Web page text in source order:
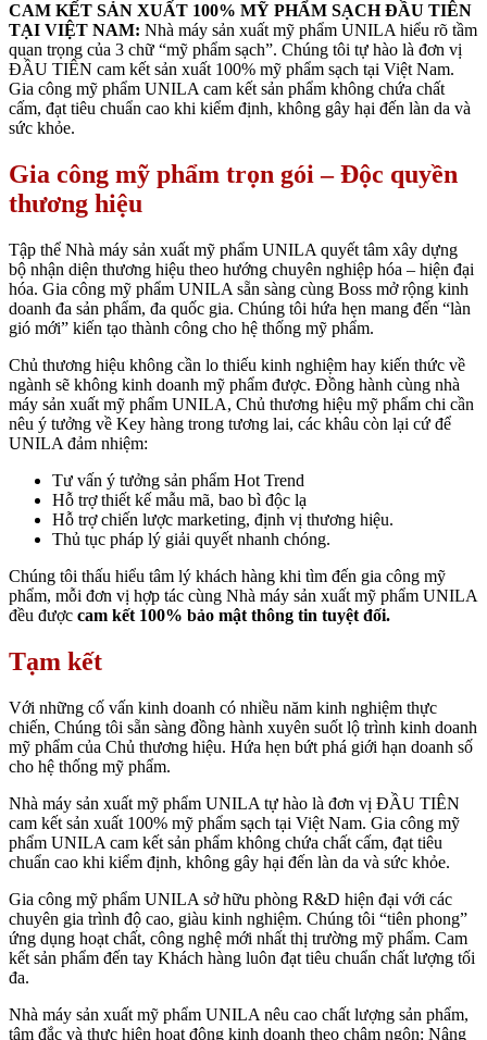
CAM KẾT SẢN XUẤT 100% MỸ PHẨM SẠCH ĐẦU TIÊN
TẠI VIỆT NAM: Nhà máy sản xuất mỹ phẩm UNILA hiểu rõ tầm
quan trọng của 3 chữ “mỹ phẩm sạch”. Chúng tôi tự hào là đơn vị
ĐẦU TIÊN cam kết sản xuất 100% mỹ phẩm sạch tại Việt Nam.
Gia công mỹ phẩm UNILA cam kết sản phẩm không chứa chất
cấm, đạt tiêu chuẩn cao khi kiểm định, không gây hại đến làn da và
sức khỏe.
Gia công mỹ phẩm trọn gói – Độc quyền
thương hiệu
Tập thể Nhà máy sản xuất mỹ phẩm UNILA quyết tâm xây dựng
bộ nhận diện thương hiệu theo hướng chuyên nghiệp hóa – hiện đại
hóa. Gia công mỹ phẩm UNILA sẵn sàng cùng Boss mở rộng kinh
doanh đa sản phẩm, đa quốc gia. Chúng tôi hứa hẹn mang đến “làn
gió mới” kiến tạo thành công cho hệ thống mỹ phẩm.
Chủ thương hiệu không cần lo thiếu kinh nghiệm hay kiến thức về
ngành sẽ không kinh doanh mỹ phẩm được. Đồng hành cùng nhà
máy sản xuất mỹ phẩm UNILA, Chủ thương hiệu mỹ phẩm chi cần
nêu ý tưởng về Key hàng trong tương lai, các khâu còn lại cứ để
UNILA đảm nhiệm:
Tư vấn ý tưởng sản phẩm Hot Trend
Hỗ trợ thiết kế mẫu mã, bao bì độc lạ
Hỗ trợ chiến lược marketing, định vị thương hiệu.
Thủ tục pháp lý giải quyết nhanh chóng.
Chúng tôi thấu hiểu tâm lý khách hàng khi tìm đến gia công mỹ
phẩm, mỗi đơn vị hợp tác cùng Nhà máy sản xuất mỹ phẩm UNILA
đều được cam kết 100% bảo mật thông tin tuyệt đối.
Tạm kết
Với những cố vấn kinh doanh có nhiều năm kinh nghiệm thực
chiến, Chúng tôi sẵn sàng đồng hành xuyên suốt lộ trình kinh doanh
mỹ phẩm của Chủ thương hiệu. Hứa hẹn bứt phá giới hạn doanh số
cho hệ thống mỹ phẩm.
Nhà máy sản xuất mỹ phẩm UNILA tự hào là đơn vị ĐẦU TIÊN
cam kết sản xuất 100% mỹ phẩm sạch tại Việt Nam. Gia công mỹ
phẩm UNILA cam kết sản phẩm không chứa chất cấm, đạt tiêu
chuẩn cao khi kiểm định, không gây hại đến làn da và sức khỏe.
Gia công mỹ phẩm UNILA sở hữu phòng R&D hiện đại với các
chuyên gia trình độ cao, giàu kinh nghiệm. Chúng tôi “tiên phong”
ứng dụng hoạt chất, công nghệ mới nhất thị trường mỹ phẩm. Cam
kết sản phẩm đến tay Khách hàng luôn đạt tiêu chuẩn chất lượng tối
đa.
Nhà máy sản xuất mỹ phẩm UNILA nêu cao chất lượng sản phẩm,
tâm đắc và thực hiện hoạt động kinh doanh theo châm ngôn: Nâng